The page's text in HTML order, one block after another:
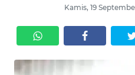
Kamis, 19
SERBA-
SERBI